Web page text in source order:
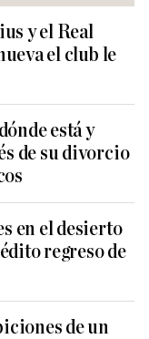
y el Real
el club le
está y
de su divorcio
en el desierto
regreso de
de un